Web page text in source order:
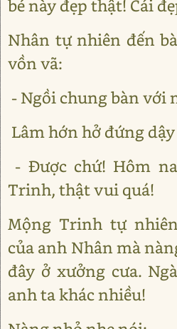
bé này đẹp thật! Cái
Nhân tự nhiên đến
vồn vã:
- Ngồi chung bàn với
Lâm hớn hở đứng
- Được chứ! Hôm
Trinh, thật vui quá!
Mộng Trinh tự
của anh Nhân mà
đây ở xưởng cưa.
anh ta khác nhiều!